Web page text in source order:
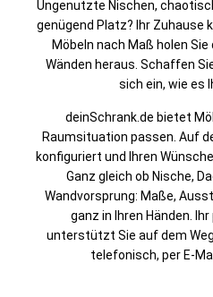
Ungenutzte Nischen,
genügend Platz? Ihr Zuhause
Möbeln nach Maß holen
Wänden heraus. Schaffen
sich ein, wie es
deinSchrank.de bietet
Raumsituation passen. Auf
konfiguriert und Ihren
Ganz gleich ob Nische,
Wandvorsprung: Maße,
ganz in Ihren Händen.
unterstützt Sie auf dem
telefonisch, per E-